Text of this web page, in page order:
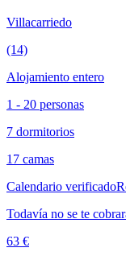
Villacarriedo
(14)
Alojamiento entero
1 - 20 personas
7 dormitorios
17 camas
Calendario verificado
Todavía no se te
63 €